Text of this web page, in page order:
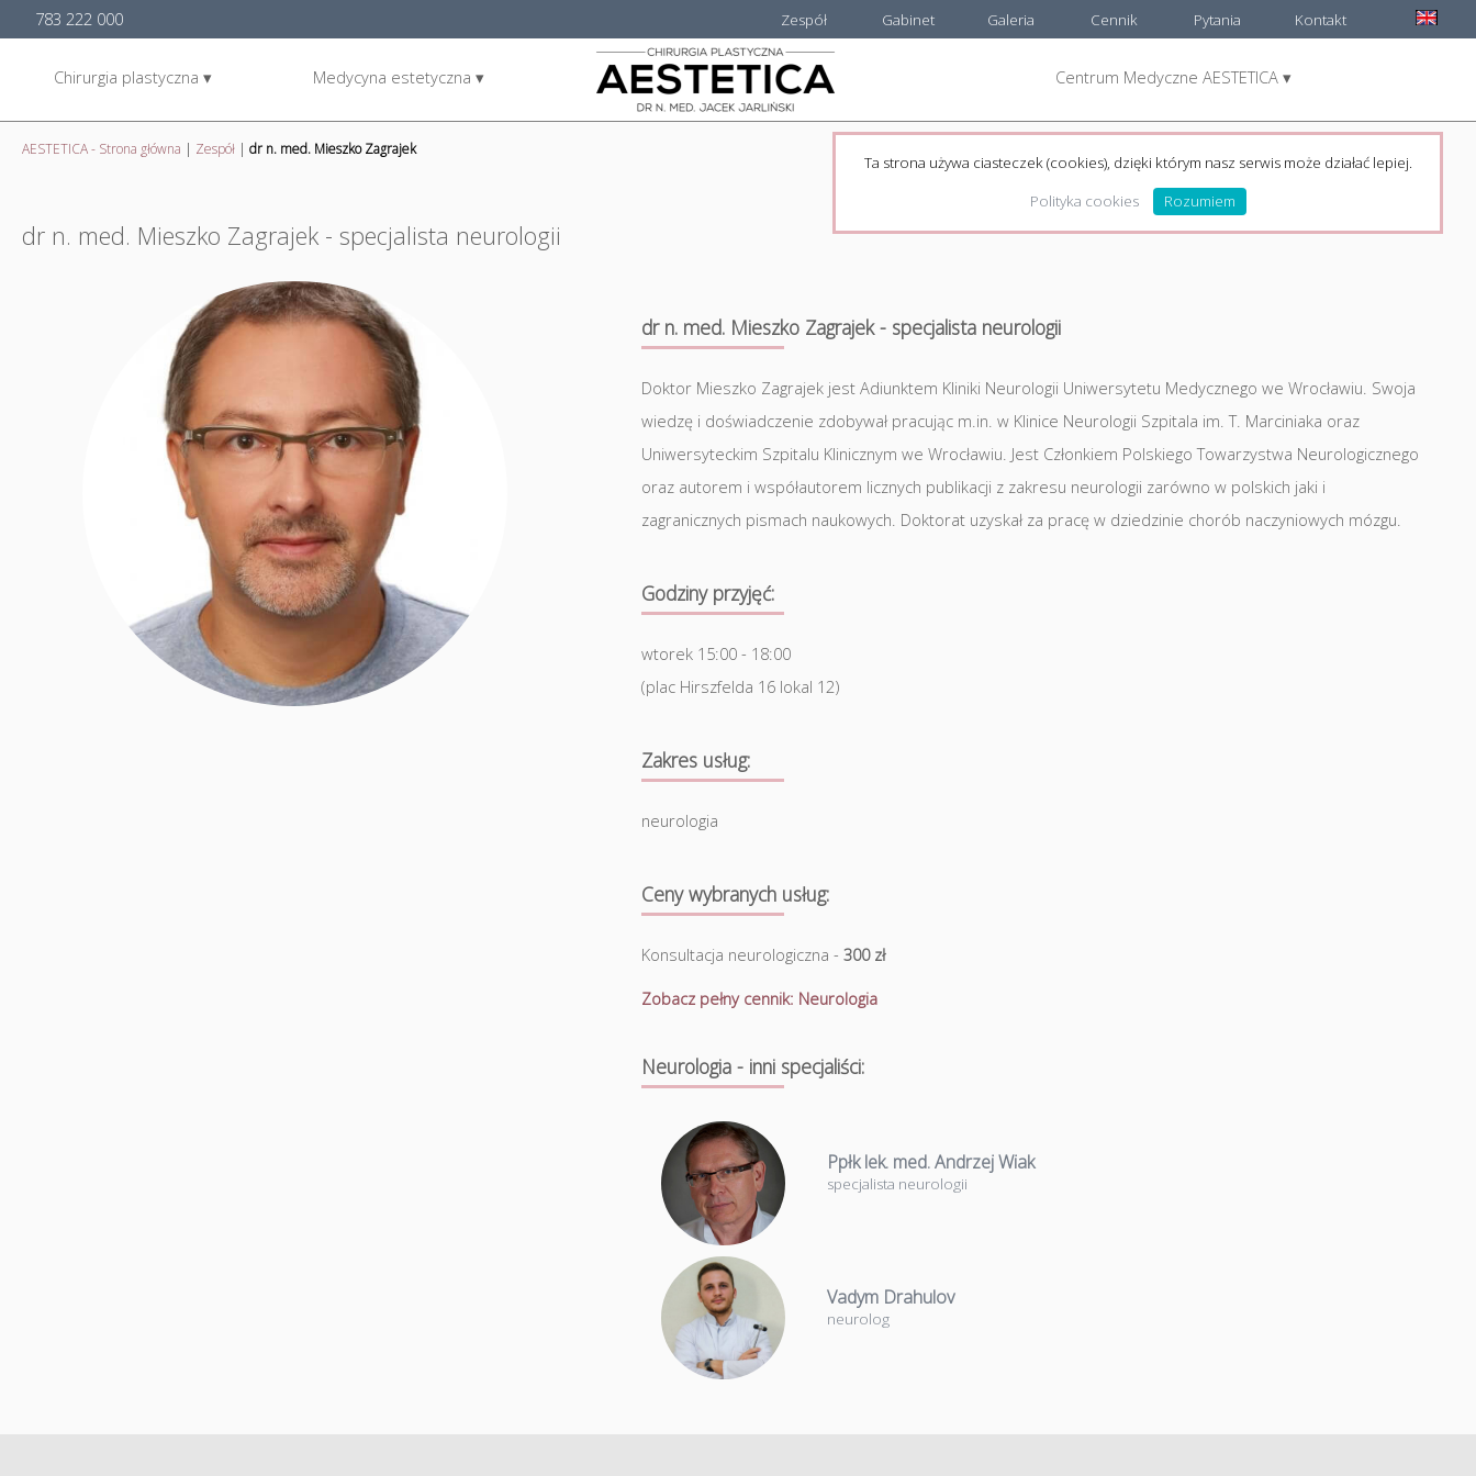
Kontakt
Pytania
Cennik
Galeria
Gabinet
Zespół
783 222 000
Chirurgia plastyczna ▾ Medycyna estetyczna ▾ Centrum Medyczne AESTETICA ▾
AESTETICA - Strona główna | Zespół | dr n. med. Mieszko Zagrajek
dr n. med. Mieszko Zagrajek - specjalista neurologii
dr n. med. Mieszko Zagrajek - specjalista neurologii
Doktor Mieszko Zagrajek jest Adiunktem Kliniki Neurologii Uniwersytetu Medycznego we Wrocławiu. Swoja
wiedzę i doświadczenie zdobywał pracując m.in. w Klinice Neurologii Szpitala im. T. Marciniaka oraz
Uniwersyteckim Szpitalu Klinicznym we Wrocławiu. Jest Członkiem Polskiego Towarzystwa Neurologicznego
oraz autorem i współautorem licznych publikacji z zakresu neurologii zarówno w polskich jaki i
zagranicznych pismach naukowych. Doktorat uzyskał za pracę w dziedzinie chorób naczyniowych mózgu.
Godziny przyjęć:
wtorek 15:00 - 18:00
(plac Hirszfelda 16 lokal 12)
Zakres usług:
neurologia
Ceny wybranych usług:
Konsultacja neurologiczna -300 zł
Zobacz pełny cennik: Neurologia
Neurologia - inni specjaliści:
Ppłk lek. med. Andrzej Wiak
specjalista neurologii
Vadym Drahulov
neurolog
Ta strona używa ciasteczek (cookies), dzięki którym nasz serwis może działać lepiej.
Polityka cookies
Rozumiem